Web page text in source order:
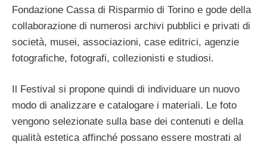
Fondazione Cassa di Risparmio di Torino e gode della
collaborazione di numerosi archivi pubblici e privati di
società, musei, associazioni, case editrici, agenzie
fotografiche, fotografi, collezionisti e studiosi.
Il Festival si propone quindi di individuare un nuovo
modo di analizzare e catalogare i materiali. Le foto
vengono selezionate sulla base dei contenuti e della
qualità estetica affinché possano essere mostrati al